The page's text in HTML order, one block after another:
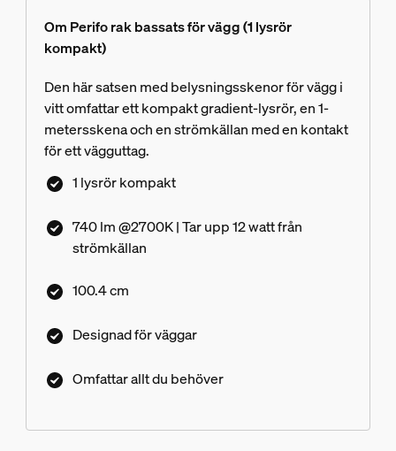
Om Perifo rak bassats för vägg (1 lysrör
kompakt)
Den här satsen med belysningsskenor för vägg i
vitt omfattar ett kompakt gradient-lysrör, en 1-
metersskena och en strömkällan med en kontakt
för ett vägguttag.
1 lysrör kompakt
740 lm @2700K | Tar upp 12 watt från
strömkällan
100.4 cm
Designad för väggar
Omfattar allt du behöver